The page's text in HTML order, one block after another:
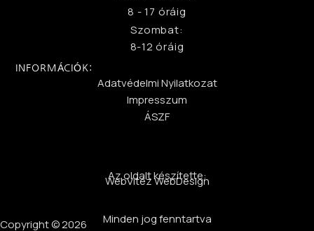
8 - 17 óráig
Szombat:
8-12 óráig
INFORMÁCIÓK:
Adatvédelmi Nyilatkozat
Impresszum
ÁSZF
Az oldalt készítette:
WebVitéz WebDesign
Minden jog fenntartva
Copyright © 2026